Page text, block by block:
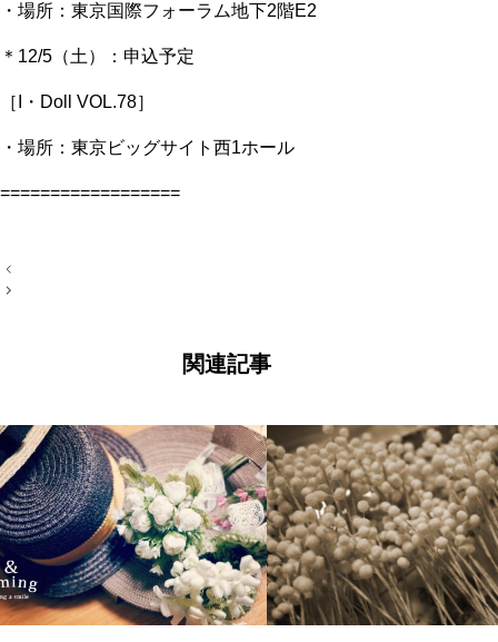
・場所：東京国際フォーラム地下2階E2
＊12/5（土）：申込予定
［I・Doll VOL.78］
・場所：東京ビッグサイト西1ホール
==================
投
稿
関連記事